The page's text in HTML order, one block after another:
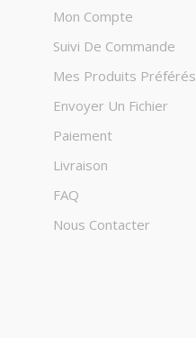
Mon Compte
Suivi De Commande
Mes Produits Préférés
Envoyer Un Fichier
Paiement
Livraison
FAQ
Nous Contacter